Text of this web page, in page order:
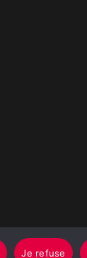
Je refuse